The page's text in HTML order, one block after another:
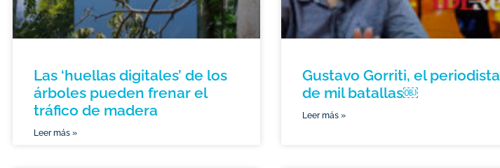
Las ‘huellas digitales’ de los
árboles pueden frenar el
tráfico de madera
Leer más »
Gustavo Gorriti, el periodista
de mil batallas￼
Leer más »